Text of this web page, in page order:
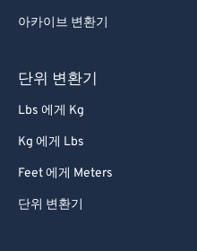
아카이브 변환기
단위 변환기
Lbs 에게 Kg
Kg 에게 Lbs
Feet 에게 Meters
단위 변환기